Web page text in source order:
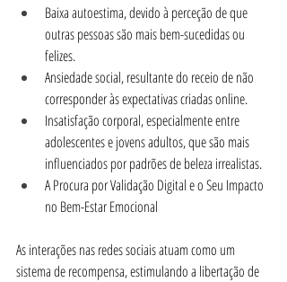
Baixa autoestima, devido à perceção de que
outras pessoas são mais bem-sucedidas ou
felizes.
Ansiedade social, resultante do receio de não
corresponder às expectativas criadas online.
Insatisfação corporal, especialmente entre
adolescentes e jovens adultos, que são mais
influenciados por padrões de beleza irrealistas.
A Procura por Validação Digital e o Seu Impacto
no Bem-Estar Emocional
As interações nas redes sociais atuam como um
sistema de recompensa, estimulando a libertação de